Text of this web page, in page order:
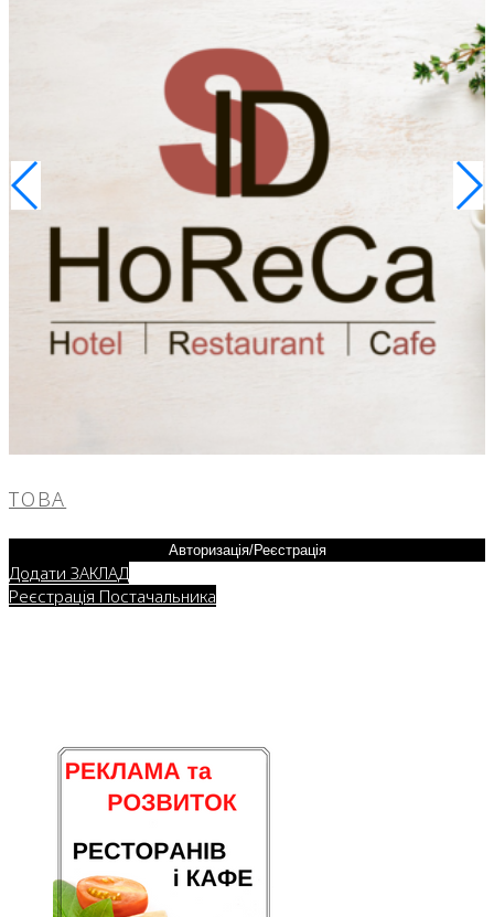
ТОВА
Авторизація/Реєстрація
Додати ЗАКЛАД
Реєстрація Постачальника